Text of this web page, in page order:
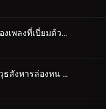
ตอนที่ 210 กล่องเพลงที่เปี่ยมด้วยความหมาย (ตอนจบ)
ตอนที่ 211 อาวุธสังหารล่องหน การสันนิษฐานครั้งแรกของรัน